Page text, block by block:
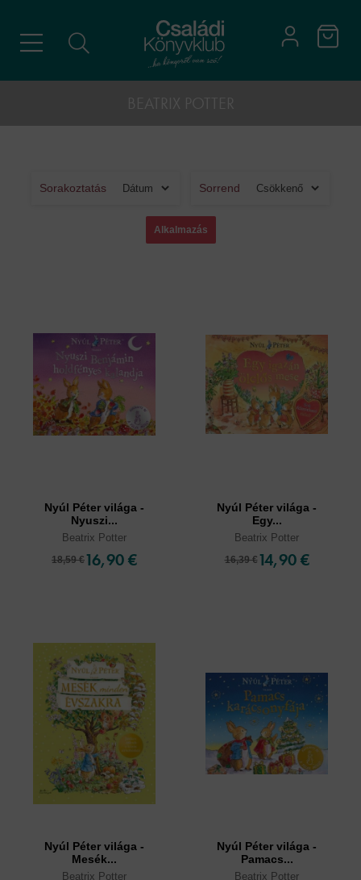
Sorakoztatás Sorrend
Nyúl Péter világa -
Nyuszi...
Beatrix Potter
18,59 €16,90 €
Nyúl Péter világa -
Egy...
Beatrix Potter
16,39 € 14,90 €
Nyúl Péter világa -
Mesék...
Beatrix Potter
Nyúl Péter világa -
Pamacs...
Beatrix Potter